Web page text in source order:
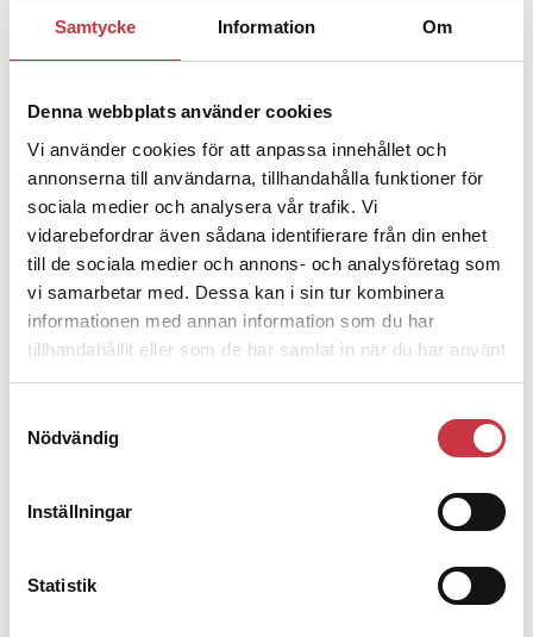
Samtycke Information Om
Denna webbplats använder cookies
Vi använder cookies för att anpassa innehållet och
annonserna till användarna, tillhandahålla funktioner för
sociala medier och analysera vår trafik. Vi
vidarebefordrar även sådana identifierare från din enhet
till de sociala medier och annons- och analysföretag som
vi samarbetar med. Dessa kan i sin tur kombinera
informationen med annan information som du har
tillhandahållit eller som de har samlat in när du har använt
deras tjänster.
Nödvändig
Inställningar
Statistik
– nu ska han lära sig grunderna
4 juni 2026
Polisregionen erkänner fel: ”Kommer
att rättas till”